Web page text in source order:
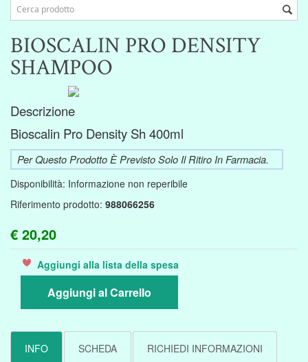
BIOSCALIN PRO DENSITY
SHAMPOO
Descrizione
Bioscalin Pro Density Sh 400ml
Per Questo Prodotto È Previsto Solo Il Ritiro In Farmacia.
Disponibilità: Informazione non reperibile
Riferimento prodotto: 988066256
€ 20,20
Aggiungi alla lista della spesa
Aggiungi al Carrello
INFO SCHEDA RICHIEDI INFORMAZIONI